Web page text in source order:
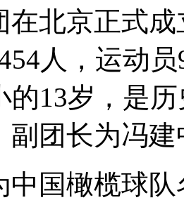
在北京正式
人，运动
的13岁，是
副团长为冯
国橄榄球队